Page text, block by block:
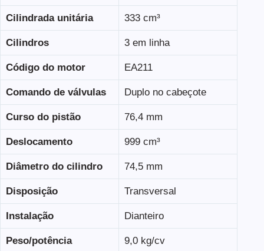
Cilindrada unitária 333 cm³
Cilindros 3 em linha
Código do motor EA211
Comando de válvulas Duplo no cabeçote
Curso do pistão 76,4 mm
Deslocamento 999 cm³
Diâmetro do cilindro 74,5 mm
Disposição Transversal
Instalação Dianteiro
Peso/potência 9,0 kg/cv